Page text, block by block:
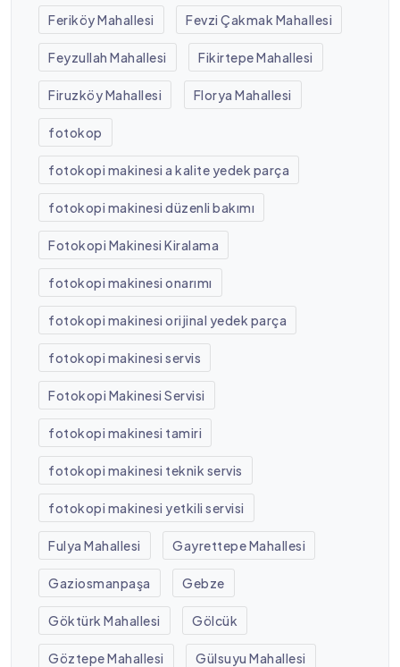
Feriköy Mahallesi Fevzi Çakmak Mahallesi
Feyzullah Mahallesi Fikirtepe Mahallesi
Firuzköy Mahallesi Florya Mahallesi
fotokop
fotokopi makinesi a kalite yedek parça
fotokopi makinesi düzenli bakımı
Fotokopi Makinesi Kiralama
fotokopi makinesi onarımı
fotokopi makinesi orijinal yedek parça
fotokopi makinesi servis
Fotokopi Makinesi Servisi
fotokopi makinesi tamiri
fotokopi makinesi teknik servis
fotokopi makinesi yetkili servisi
Fulya Mahallesi Gayrettepe Mahallesi
Gaziosmanpaşa Gebze
Göktürk Mahallesi Gölcük
Göztepe Mahallesi Gülsuyu Mahallesi